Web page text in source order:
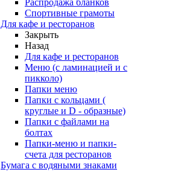
Спортивные грамоты
Для кафе и ресторанов
Закрыть
Назад
Для кафе и ресторанов
Меню (с ламинацией и с
пикколо)
Папки меню
Папки с кольцами (
круглые и D - образные)
Папки с файлами на
болтах
Папки-меню и папки-
счета для ресторанов
Бумага с водяными знаками